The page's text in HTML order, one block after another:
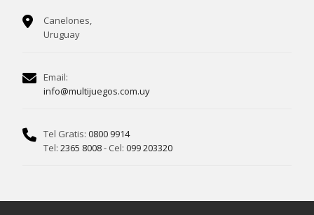
Canelones,
Uruguay
Email:
info@multijuegos.com.uy
Tel Gratis: 0800 9914
Tel: 2365 8008- Cel: 099 203320